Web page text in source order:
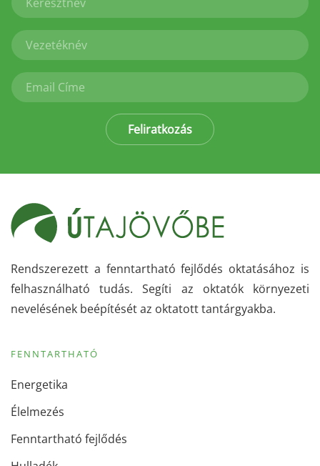
Feliratkozás
Rendszerezett a fenntartható fejlődés oktatásához is
felhasználható tudás. Segíti az oktatók környezeti
nevelésének beépítését az oktatott tantárgyakba.
FENNTARTHATÓ
Energetika
Élelmezés
Fenntartható fejlődés